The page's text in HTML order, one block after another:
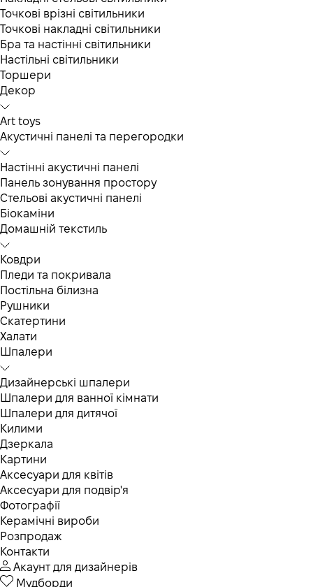
Точкові врізні світильники
Точкові накладні світильники
Бра та настінні світильники
Настільні світильники
Торшери
Декор
Art toys
Акустичні панелі та перегородки
Настінні акустичні панелі
Панель зонування простору
Стельові акустичні панелі
Біокаміни
Домашній текстиль
Ковдри
Пледи та покривала
Постільна білизна
Рушники
Скатертини
Халати
Шпалери
Дизайнерські шпалери
Шпалери для ванної кімнати
Шпалери для дитячої
Килими
Дзеркала
Картини
Аксесуари для квітів
Аксесуари для подвір'я
Фотографії
Керамічні вироби
Розпродаж
Контакти
Акаунт для дизайнерів
Мудборди